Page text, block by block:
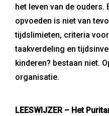
het leven van de ouders.
opvoeden is niet van
tijdslimieten, criteria
taakverdeling en
kinderen? bestaan niet.
organisatie.
LEESWIJZER – Het